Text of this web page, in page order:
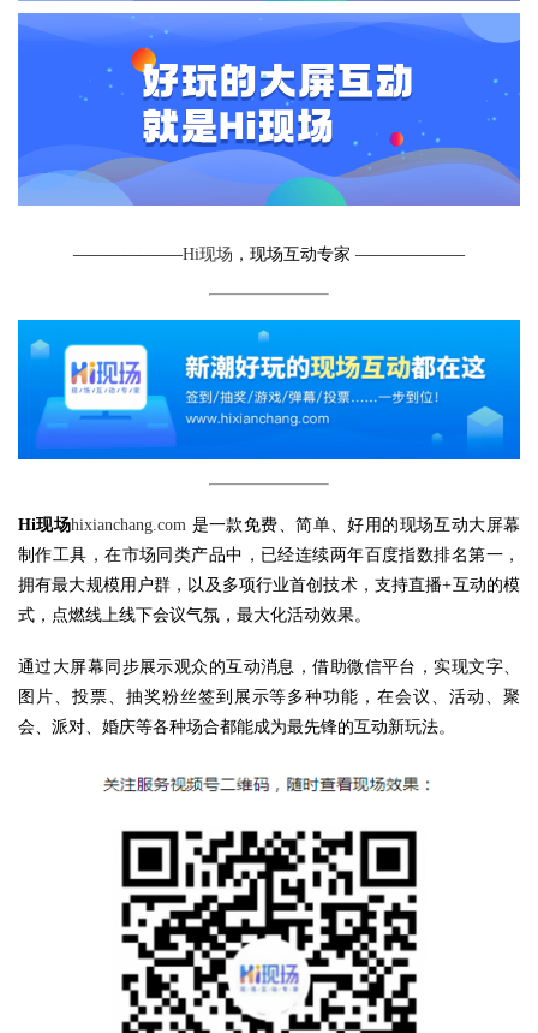
——————–Hi现场 ，现场互动专家 ——————–
Hi现场hixianchang.com 是一款免费、简单、好用的现场互动大屏幕
制作工具，在市场同类产品中，已经连续两年百度指数排名第一，
拥有最大规模用户群，以及多项行业首创技术，支持直播+互动的模
式，点燃线上线下会议气氛，最大化活动效果。
通过大屏幕同步展示观众的互动消息，借助微信平台，实现文字、
图片、投票、抽奖粉丝签到展示等多种功能，在会议、活动、聚
会、派对、婚庆等各种场合都能成为最先锋的互动新玩法。